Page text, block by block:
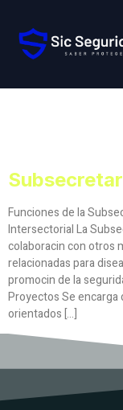
Funciones de la
Intersectorial La
colaboracin con otros
relacionadas para
promocin de la
Proyectos Se
orientados […]